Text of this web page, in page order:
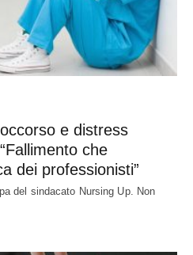
e distress
che
dei professionisti”
del sindacato Nursing Up. Non